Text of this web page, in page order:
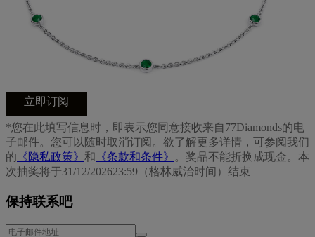
立即订阅
*您在此填写信息时，即表示您同意接收来自77Diamonds的电
子邮件。您可以随时取消订阅。欲了解更多详情，可参阅我们
的 《隐私政策》 和 《条款和条件》
。奖品不能折换成现金。本
次抽奖将于31/12/202623:59（格林威治时间）结束
保持联系吧